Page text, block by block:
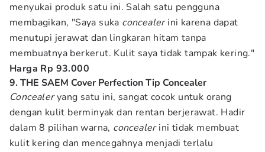
menyukai produk satu ini. Salah satu pengguna
membagikan, "Saya suka concealerini karena dapat
menutupi jerawat dan lingkaran hitam tanpa
membuatnya berkerut. Kulit saya tidak tampak kering."
Harga Rp 93.000
9. THE SAEM Cover Perfection Tip Concealer
Concealeryang satu ini, sangat cocok untuk orang
dengan kulit berminyak dan rentan berjerawat. Hadir
dalam 8 pilihan warna, concealerini tidak membuat
kulit kering dan mencegahnya menjadi terlalu